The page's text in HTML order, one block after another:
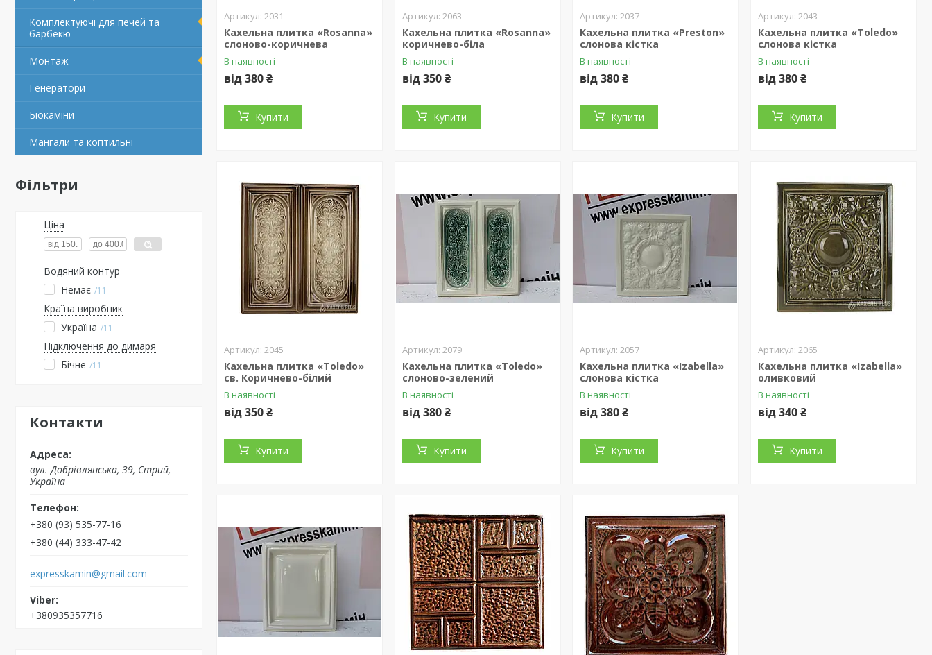
Комплектуючі для печей та
барбекю
Монтаж
Генератори
Біокаміни
Мангали та коптильні
Фільтри
Ціна
Водяний контур
Немає 11
Країна виробник
Україна
11
Підключення до димаря
Бічне
11
Контакти
вул. Добрівлянська, 39, Стрий,
Україна
+380 (93) 535-77-16
+380 (44) 333-47-42
expresskamin@gmail.com
+380935357716
2031
Кахельна плитка «Rosanna»
слоново-коричнева
В наявності
від 380 ₴
Купити
2063
Кахельна плитка «Rosanna»
коричнево-біла
В наявності
від 350 ₴
Купити
2037
Кахельна плитка «Preston»
слонова кістка
В наявності
від 380 ₴
Купити
2043
Кахельна плитка «Toledo»
слонова кістка
В наявності
від 380 ₴
Купити
2045
Кахельна плитка «Toledo»
св. Коричнево-білий
В наявності
від 350 ₴
Купити
2079
Кахельна плитка «Toledo»
слоново-зелений
В наявності
від 380 ₴
Купити
2057
Кахельна плитка «Izabella»
слонова кістка
В наявності
від 380 ₴
Купити
2065
Кахельна плитка «Izabella»
оливковий
В наявності
від 340 ₴
Купити